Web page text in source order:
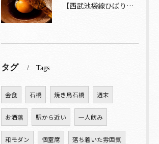
【西武池袋線ひばりヶ丘駅】から徒歩5分圏内🚶‍♀️！
タグ Tags
会食 石橋 焼き鳥石橋 週末
お洒落 駅から近い 一人飲み
和モダン 個室席 落ち着いた雰囲気